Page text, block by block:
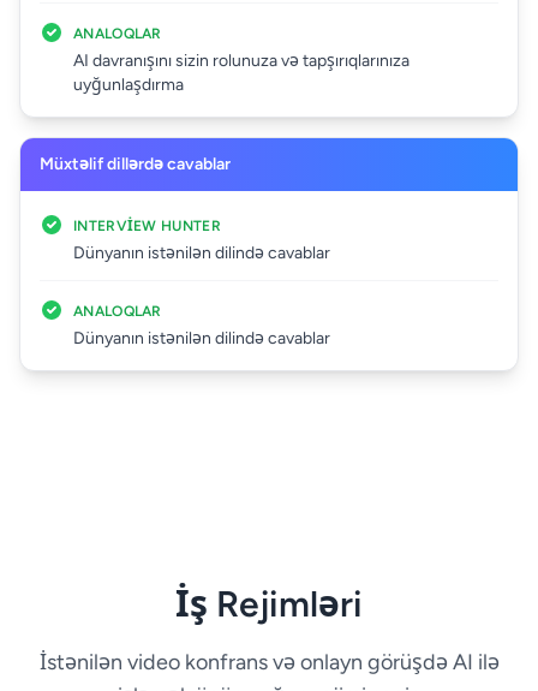
ANALOQLAR
AI davranışını sizin rolunuza və tapşırıqlarınıza
uyğunlaşdırma
Müxtəlif dillərdə cavablar
INTERVIEW HUNTER
Dünyanın istənilən dilində cavablar
ANALOQLAR
Dünyanın istənilən dilində cavablar
İş Rejimləri
İstənilən video konfrans və onlayn görüşdə AI ilə